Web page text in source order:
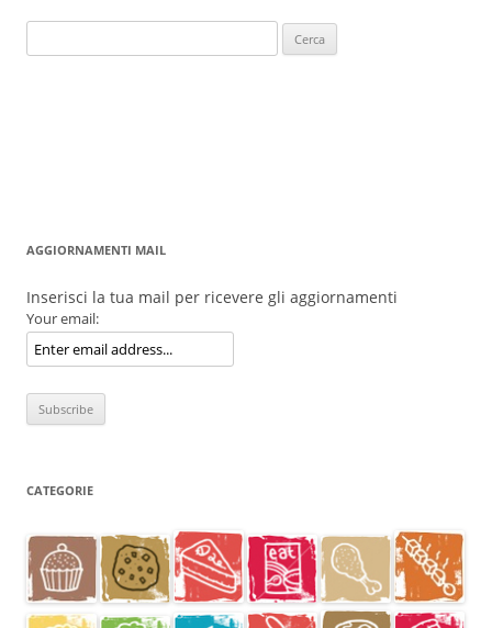
per:
AGGIORNAMENTI MAIL
Inserisci la tua mail per ricevere gli aggiornamenti
Your email:
CATEGORIE